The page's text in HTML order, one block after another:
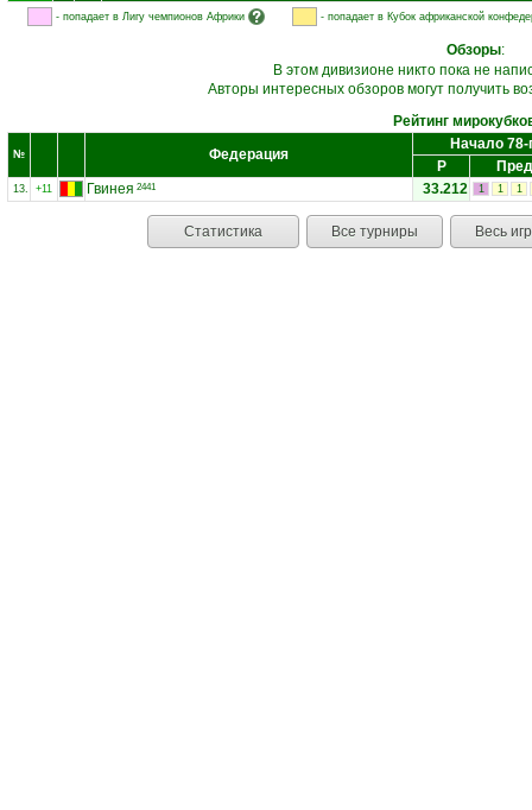
- попадает в Лигу чемпионов Африки - попадает в Кубок африканской
Обзоры:
В этом дивизионе никто пока не
Авторы интересных обзоров могут получить
Рейтинг
№ Федерация
Начало 78-
Р
13. +11 Гвинея 2441 33.212 1 1 1
Статистика Все турниры Весь